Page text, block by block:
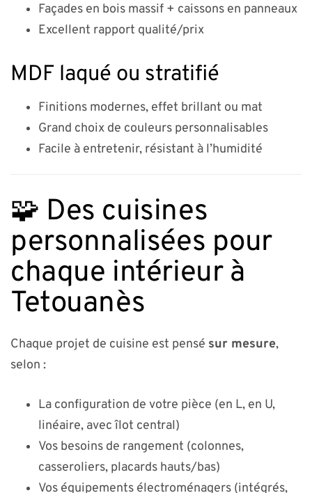
Façades en bois massif + caissons en panneaux
Excellent rapport qualité/prix
MDF laqué ou stratifié
Finitions modernes, effet brillant ou mat
Grand choix de couleurs personnalisables
Facile à entretenir, résistant à l’humidité
🧩 Des cuisines
personnalisées pour
chaque intérieur à
Tetouanès
Chaque projet de cuisine est pensé sur mesure,
selon :
La configuration de votre pièce (en L, en U,
linéaire, avec îlot central)
Vos besoins de rangement (colonnes,
casseroliers, placards hauts/bas)
Vos équipements électroménagers (intégrés,